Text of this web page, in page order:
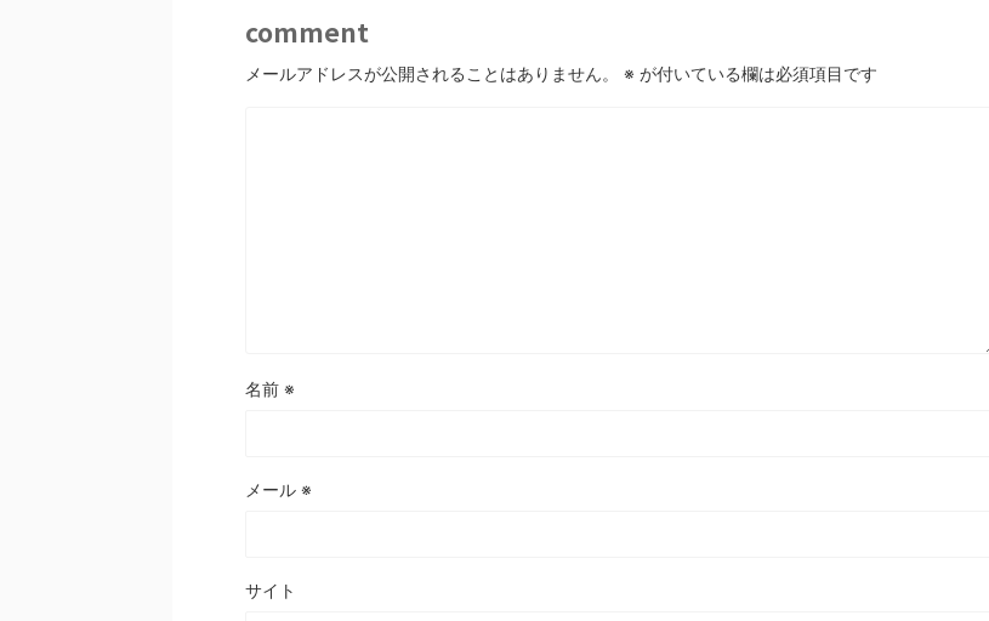
comment
メールアドレスが公開されることはありません。 ※ が付いている欄は必須項目です
名前 ※
メール ※
サイト